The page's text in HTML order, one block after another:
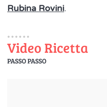
Rubina Rovini.
Video Ricetta
PASSO PASSO